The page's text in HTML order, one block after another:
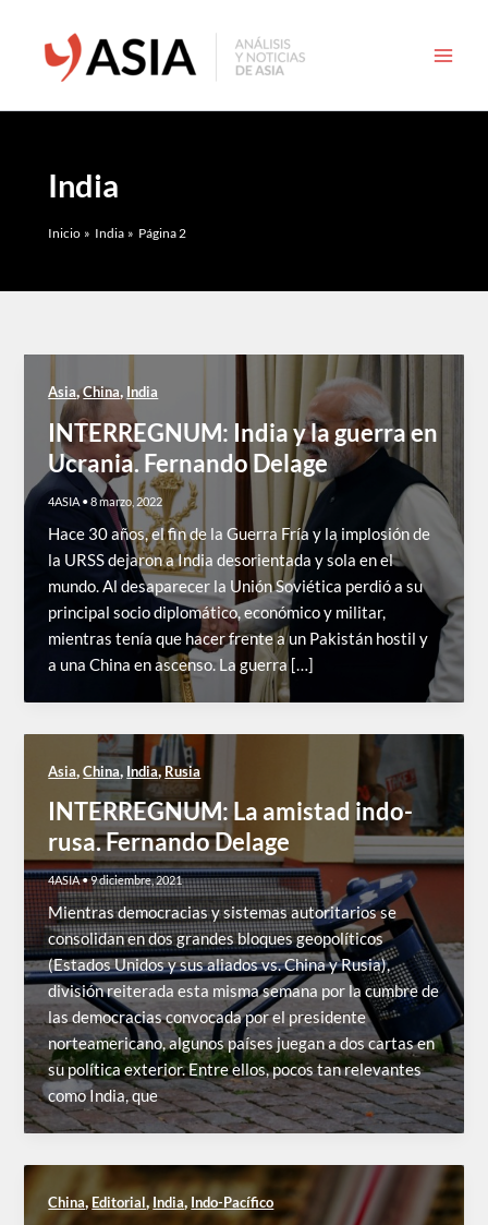
contenido
India
Inicio India Página 2
Asia,China, India
INTERREGNUM: India y la guerra en
Ucrania. Fernando Delage
4ASIA •8 marzo, 2022
Hace 30 años, el fin de la Guerra Fría y la implosión de
la URSS dejaron a India desorientada y sola en el
mundo. Al desaparecer la Unión Soviética perdió a su
principal socio diplomático, económico y militar,
mientras tenía que hacer frente a un Pakistán hostil y
a una China en ascenso. La guerra […]
Asia,China, India,Rusia
INTERREGNUM: La amistad indo-
rusa. Fernando Delage
4ASIA•9 diciembre, 2021
Mientras democracias y sistemas autoritarios se
consolidan en dos grandes bloques geopolíticos
(Estados Unidos y sus aliados vs. China y Rusia),
división reiterada esta misma semana por la cumbre de
las democracias convocada por el presidente
norteamericano, algunos países juegan a dos cartas en
su política exterior. Entre ellos, pocos tan relevantes
como India, que
China,Editorial,India, Indo-Pacífico